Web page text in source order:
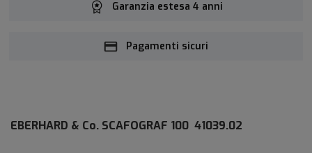
Garanzia estesa 4 anni
Pagamenti sicuri
EBERHARD & Co. SCAFOGRAF 100 41039.02